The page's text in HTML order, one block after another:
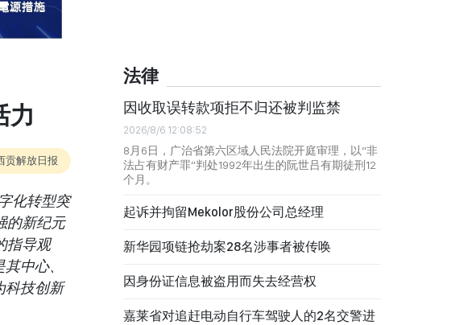
力
贡解放日报
化转型突
的新纪元
指导观
中心、
科技创新
法律
因收取误转款项拒不归还被判监禁
2026/8/6 12:08:52
8月6日，广治省第六区域人民法院开庭审理，以“非
法占有财产罪”判处1992年出生的阮世吕有期徒刑12
个月。
起诉并拘留Mekolor股份公司总经理
新华园项链抢劫案28名涉事者被传唤
因身份证信息被盗用而失去经营权
嘉莱省对追赶电动自行车驾驶人的2名交警进